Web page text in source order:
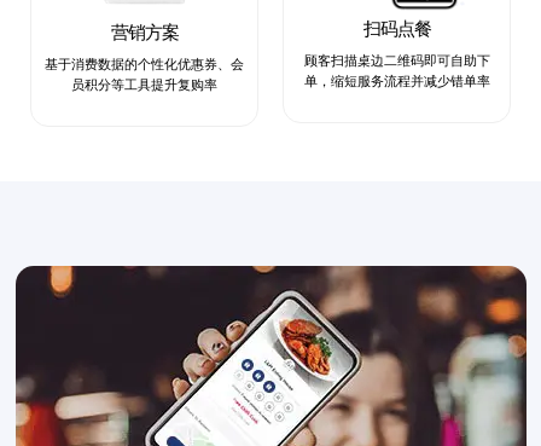
营销方案
基于消费数据的个性化优惠券、会
员积分等工具提升复购率
扫码点餐
顾客扫描桌边二维码即可自助下
单，缩短服务流程并减少错单率